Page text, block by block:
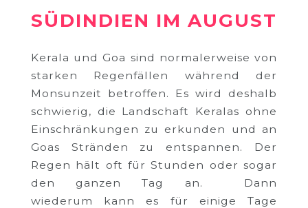
SÜDINDIEN IM AUGUST
Kerala und Goa sind normalerweise von
starken Regenfällen während der
Monsunzeit betroffen. Es wird deshalb
schwierig, die Landschaft Keralas ohne
Einschränkungen zu erkunden und an
Goas Stränden zu entspannen. Der
Regen hält oft für Stunden oder sogar
den ganzen Tag an. Dann
wiederum kann es für einige Tage